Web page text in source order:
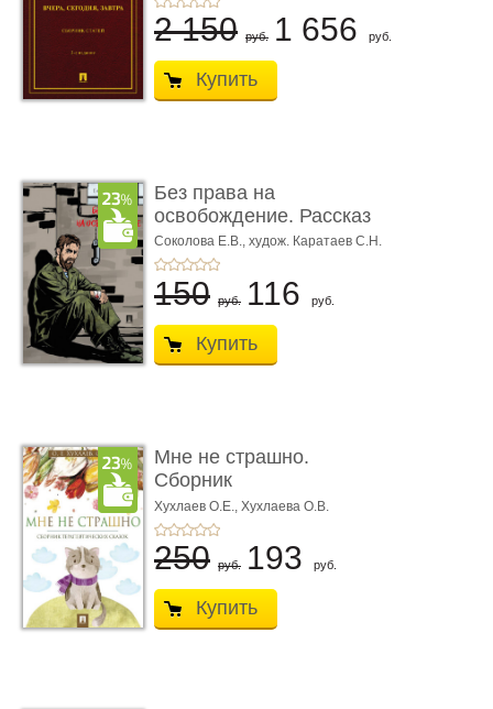
2 150 руб. 1 656 руб.
Купить
Без права на
освобождение. Рассказ
Соколова Е.В., худож. Каратаев С.Н.
150 руб. 116 руб.
Купить
Мне не страшно.
Сборник
терапевтических
сказо� ...
Хухлаев О.Е., Хухлаева О.В.
250 руб. 193 руб.
Купить